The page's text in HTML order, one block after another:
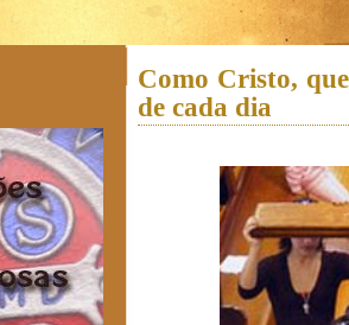
Como Cristo,
de cada dia